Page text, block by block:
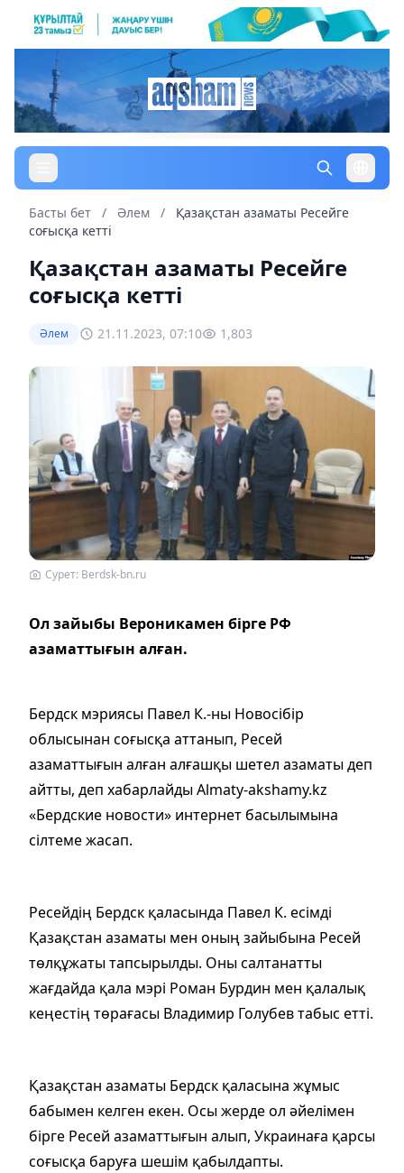
Басты бет / Әлем /
Қазақстан азаматы Ресейге
соғысқа кетті
Қазақстан азаматы Ресейге
соғысқа кетті
Әлем 21.11.2023, 07:10 1,803
Сурет: Вerdsk-bn.ru
Ол зайыбы Вероникамен бірге РФ
азаматтығын алған.
Бердск мэриясы Павел К.-ны Новосібір
облысынан соғысқа аттанып, Ресей
азаматтығын алған алғашқы шетел азаматы деп
айтты, деп хабарлайды Almaty-akshamy.kz
«Бердские новости» интернет басылымына
сілтеме жасап.
Ресейдің Бердск қаласында Павел К. есімді
Қазақстан азаматы мен оның зайыбына Ресей
төлқұжаты тапсырылды. Оны салтанатты
жағдайда қала мэрі Роман Бурдин мен қалалық
кеңестің төрағасы Владимир Голубев табыс етті.
Қазақстан азаматы Бердск қаласына жұмыс
бабымен келген екен. Осы жерде ол әйелімен
бірге Ресей азаматтығын алып, Украинаға қарсы
соғысқа баруға шешім қабылдапты.